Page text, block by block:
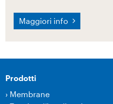
Maggiori info
Prodotti
› Membrane